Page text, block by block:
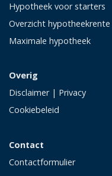
Hypotheek voor starters
Overzicht hypotheekrente
Maximale hypotheek
Overig
Disclaimer| Privacy
Cookiebeleid
Contact
Contactformulier